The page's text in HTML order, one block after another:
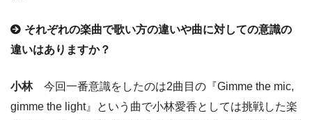
それぞれの楽曲で歌い方の違いや曲に対しての意識の
違いはありますか？
小林今回一番意識をしたのは2曲目の『Gimme the mic,
gimme the light』という曲で小林愛香としては挑戦した楽